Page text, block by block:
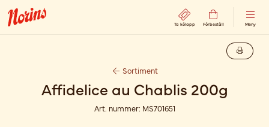
Ta kölapp Förbeställ Meny
Sortiment
Affidelice au Chablis 200g
Art. nummer: MS701651